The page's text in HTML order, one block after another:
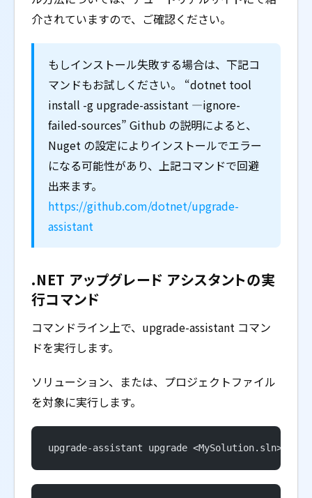
介されていますので、ご確認ください。
もしインストール失敗する場合は、下記コ
マンドもお試しください。 “dotnet tool
install -g upgrade-assistant —ignore-
failed-sources” Github の説明によると、
Nuget の設定によりインストールでエラー
になる可能性があり、上記コマンドで回避
出来ます。
https://github.com/dotnet/upgrade-
assistant
.NET アップグレード アシスタントの実
行コマンド
コマンドライン上で、upgrade-assistant コマン
ドを実行します。
ソリューション、または、プロジェクトファイル
を対象に実行します。
upgrade-assistant upgrade <MySolution.sln>